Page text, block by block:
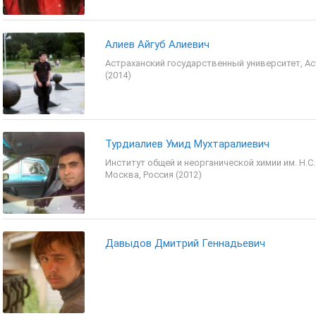
Алиев Айгуб Алиевич
Астраханский государственный университет,
(2014)
Турдиалиев Умид Мухтаралиевич
Институт общей и неорганической химии им.
Москва, Россия (2012)
Давыдов Дмитрий Геннадьевич